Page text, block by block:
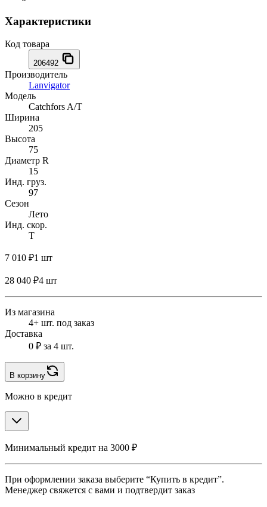
Характеристики
Код товара
206492
Производитель
Lanvigator
Модель
Catchfors A/T
Ширина
205
Высота
75
Диаметр R
15
Инд. груз.
97
Сезон
Лето
Инд. скор.
T
7 010 ₽1 шт
28 040 ₽4 шт
Из магазина
4+ шт. под заказ
Доставка
0 ₽ за 4 шт.
В корзину
Можно в кредит
Минимальный кредит на 3000 ₽
При оформлении заказа выберите “Купить в кредит”.
Менеджер свяжется с вами и подтвердит заказ